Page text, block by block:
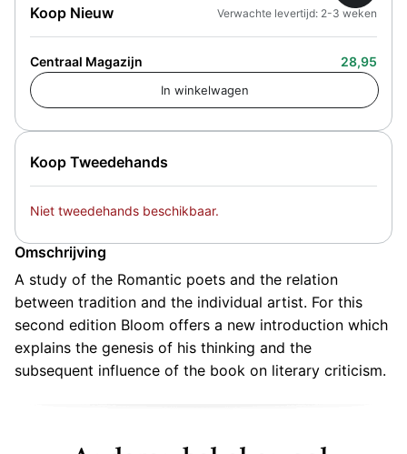
Koop Tweedehands
Niet tweedehands beschikbaar.
Koop Nieuw
Centraal Magazijn 28,95
Verwachte levertijd: 2-3 weken
Omschrijving
A study of the Romantic poets and the relation
between tradition and the individual artist. For this
second edition Bloom offers a new introduction which
explains the genesis of his thinking and the
subsequent influence of the book on literary criticism.